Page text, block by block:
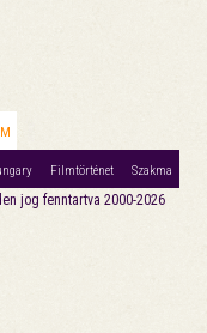
Filmtörténet Szakma
jog fenntartva 2000-2026